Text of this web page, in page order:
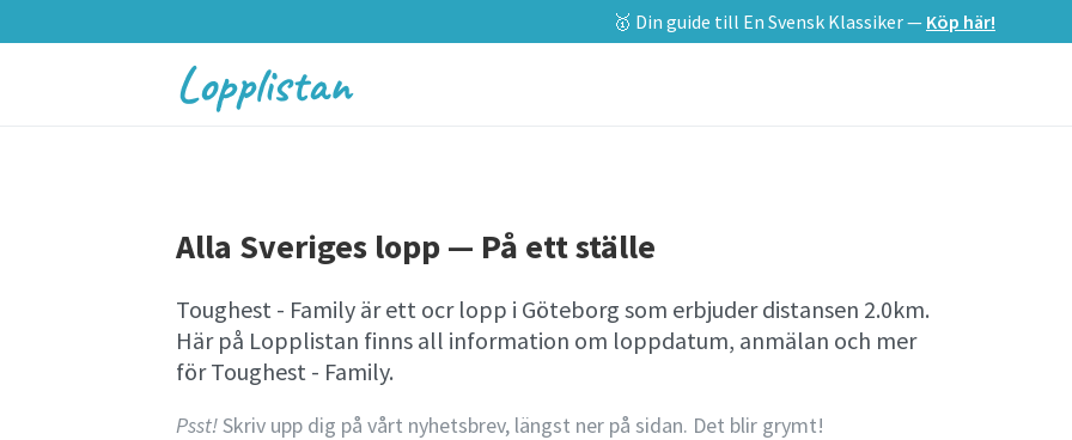
🥇 Din guide till En Svensk Klassiker — Köp här!
Lopplistan
Alla Sveriges lopp — På ett ställe
Toughest - Family är ett ocr lopp i Göteborg som erbjuder distansen 2.0km.
Här på Lopplistan finns all information om loppdatum, anmälan och mer
för Toughest - Family.
Psst!Skriv upp dig på vårt nyhetsbrev, längst ner på sidan. Det blir grymt!